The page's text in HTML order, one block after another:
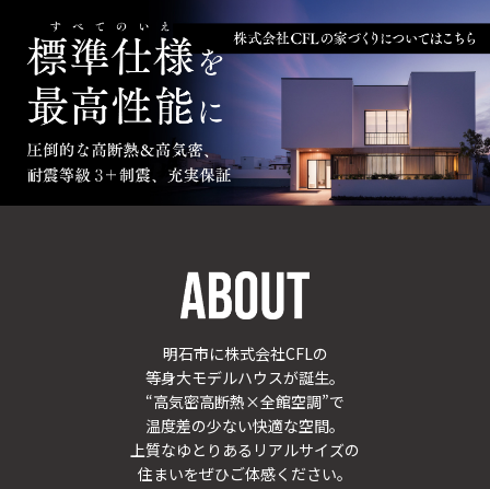
明石市に株式会社CFLの
等⾝⼤モデルハウスが誕⽣。
“高気密高断熱×全館空調”で
温度差の少ない快適な空間。
上質なゆとりあるリアルサイズの
住まいをぜひご体感ください。